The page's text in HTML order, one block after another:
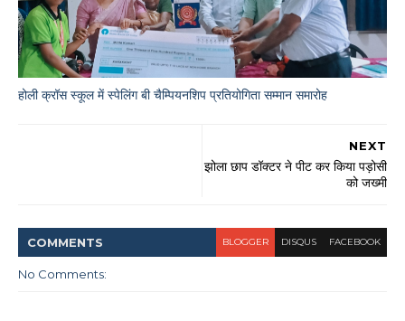
होली क्रॉस स्कूल में स्पेलिंग बी चैम्पियनशिप प्रतियोगिता सम्मान समारोह
NEXT
झोला छाप डॉक्टर ने पीट कर किया पड़ोसी
को जख्मी
COMMENTS BLOGGER DISQUS FACEBOOK
No Comments: